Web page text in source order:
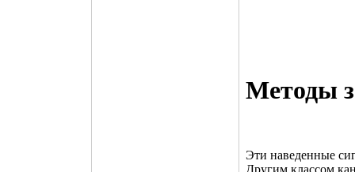
Методы
Эти наведенные